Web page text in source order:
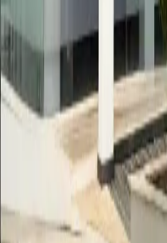
El pròxim 27 de juny de
menjada en els salons SENYA
pel Servei d'àpats
Musical la *vall, d'Albaida.
menús, (quan us apunteu cal
intoleràncies) i els preus són
- Component adult - 35,00€
- Component infantil - 20,00€
- Convidat - 50,00€
Com hem fet últimament en
través de les Penyes i els
mesura que siga possible,
comunicar l'assistència i